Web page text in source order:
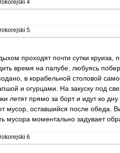
проходят почти сутки круиза,
время на палубе, любуясь
в корабельной столовой
и огурцами. На закуску под
летят прямо за борт и идут ко
мусор, оставшийся после обеда.
мусора моментально задувает